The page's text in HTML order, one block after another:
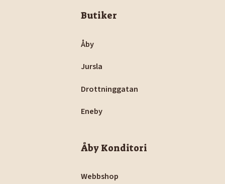
Butiker
Åby
Jursla
Drottninggatan
Eneby
Åby Konditori
Webbshop